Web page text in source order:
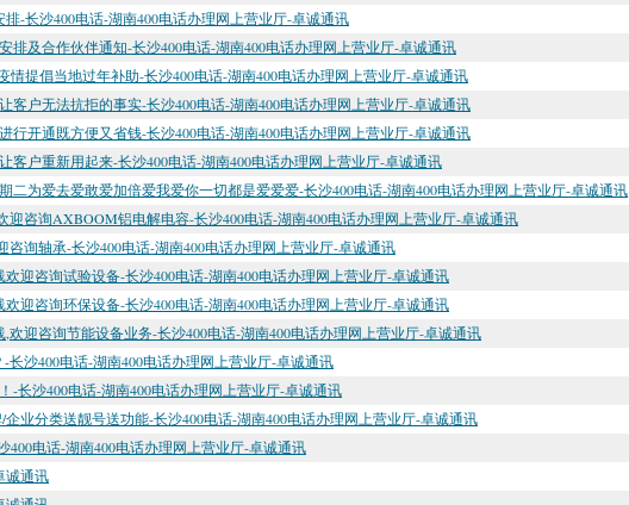
-长沙400电话-湖南400电话办理网上营业厅-卓诚通讯
排及合作伙伴通知-长沙400电话-湖南400电话办理网上营业厅-卓诚通讯
提倡当地过年补助-长沙400电话-湖南400电话办理网上营业厅-卓诚通讯
客户无法抗拒的事实-长沙400电话-湖南400电话办理网上营业厅-卓诚通讯
行开通既方便又省钱-长沙400电话-湖南400电话办理网上营业厅-卓诚通讯
客户重新用起来-长沙400电话-湖南400电话办理网上营业厅-卓诚通讯
二为爱去爱敢爱加倍爱我爱你一切都是爱爱爱-长沙400电话-湖南400电话办理网上营业厅-卓诚通讯
迎咨询AXBOOM铝电解电容-长沙400电话-湖南400电话办理网上营业厅-卓诚通讯
询轴承-长沙400电话-湖南400电话办理网上营业厅-卓诚通讯
迎咨询试验设备-长沙400电话-湖南400电话办理网上营业厅-卓诚通讯
迎咨询环保设备-长沙400电话-湖南400电话办理网上营业厅-卓诚通讯
欢迎咨询节能设备业务-长沙400电话-湖南400电话办理网上营业厅-卓诚通讯
沙400电话-湖南400电话办理网上营业厅-卓诚通讯
-长沙400电话-湖南400电话办理网上营业厅-卓诚通讯
业分类送靓号送功能-长沙400电话-湖南400电话办理网上营业厅-卓诚通讯
电话-湖南400电话办理网上营业厅-卓诚通讯
诚通讯